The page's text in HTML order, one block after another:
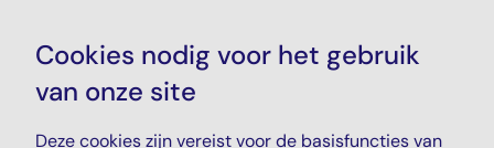
Cookies nodig voor het gebruik
van onze site
Deze cookies zijn vereist voor de basisfuncties van